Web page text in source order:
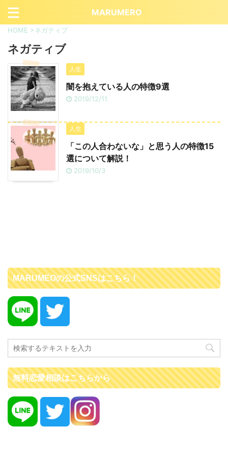
MARUMERO
HOME >ネガティブ
ネガティブ
人生
闇を抱えている人の特徴9選
2019/12/11
人生
「この人合わないな」と思う人の特徴15
選について解説！
2019/10/3
MARUMEOの公式SNSはこちら！
無料恋愛相談はこちらから